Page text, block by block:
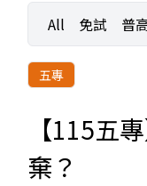
All 免試 普
運動
五專
【115五
棄？